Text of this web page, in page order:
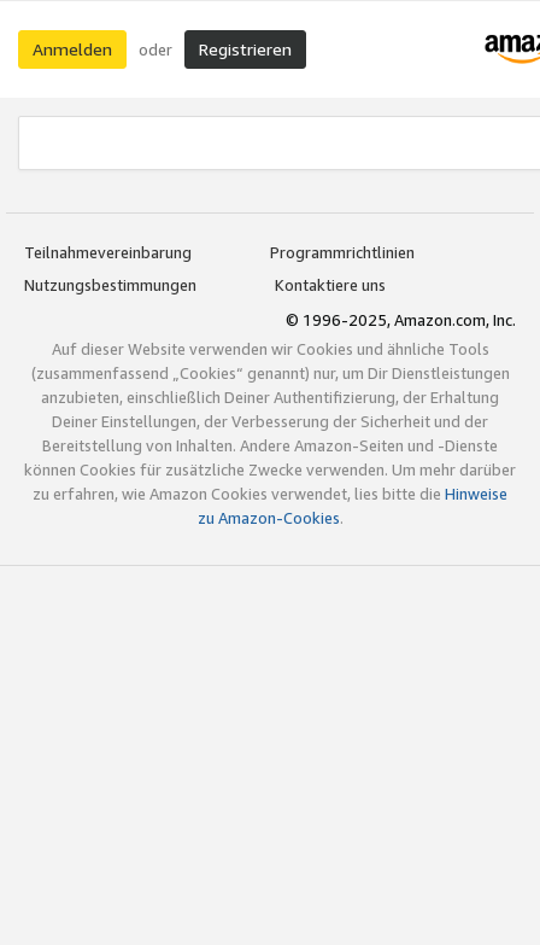
Anmelden oder Registrieren
Teilnahmevereinbarung
Programmrichtlinien
Nutzungsbestimmungen
Kontaktiere uns
© 1996-2025, Amazon.com, Inc.
Auf dieser Website verwenden wir Cookies und ähnliche Tools
(zusammenfassend „Cookies“ genannt) nur, um Dir Dienstleistungen
anzubieten, einschließlich Deiner Authentifizierung, der Erhaltung
Deiner Einstellungen, der Verbesserung der Sicherheit und der
Bereitstellung von Inhalten. Andere Amazon-Seiten und -Dienste
können Cookies für zusätzliche Zwecke verwenden. Um mehr darüber
zu erfahren, wie Amazon Cookies verwendet, lies bitte die Hinweise
zu Amazon-Cookies.